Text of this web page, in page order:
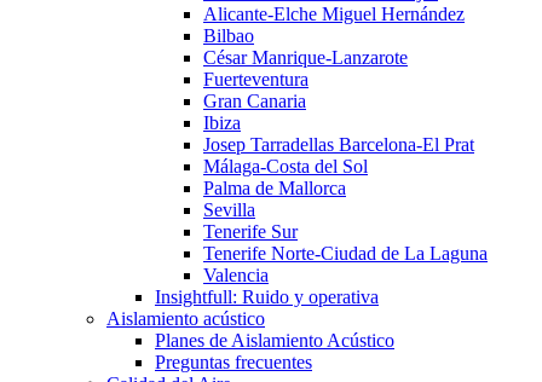
Alicante-Elche Miguel Hernández
Bilbao
César Manrique-Lanzarote
Fuerteventura
Gran Canaria
Ibiza
Josep Tarradellas Barcelona-El Prat
Málaga-Costa del Sol
Palma de Mallorca
Sevilla
Tenerife Sur
Tenerife Norte-Ciudad de La Laguna
Valencia
Insightfull: Ruido y operativa
Aislamiento acústico
Planes de Aislamiento Acústico
Preguntas frecuentes